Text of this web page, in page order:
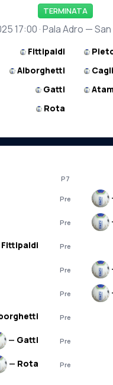
TERMINATA
17:00 · Pala Adro —
Fittipaldi
Alborghetti
Gatti
Rota
P7
Pre
Pre
Fittipaldi Pre
Pre
Pre
Pre
— Gatti Pre
— Rota Pre